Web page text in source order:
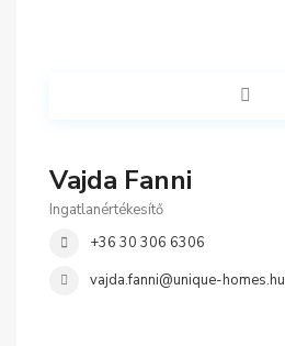
Vajda Fanni
Ingatlanértékesítő
+36 30 306 6306
vajda.fanni@unique-homes.hu